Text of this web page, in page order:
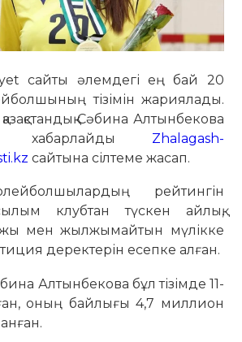
сайты әлемдегі ең бай 20
тізімін жариялады.
қазақстандық Сәбина Алтынбекова
хабарлайды Zhalagash-
сайтына сілтеме жасап.
рейтингін
клубтан түскен айлық,
мен жылжымайтын мүлікке
деректерін есепке алған.
Алтынбекова бұл тізімде 11-
оның байлығы 4,7 миллион